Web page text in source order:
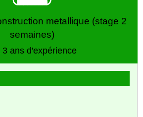
metallique (stage 2
semaines)
3 ans d'expérience